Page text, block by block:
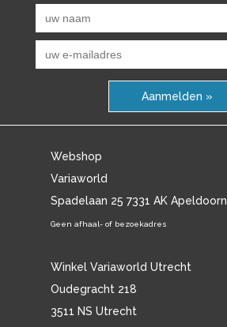
Aanmelden »
Webshop
Variaworld
Spadelaan 25 7331 AK Apeldoorn
Geen afhaal- of bezoekadres
Winkel Variaworld Utrecht
Oudegracht 218
3511 NS Utrecht